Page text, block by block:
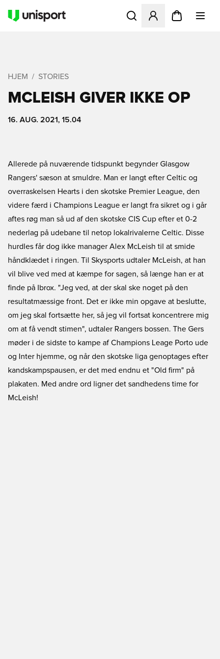
Åbner en Modal til at
HJEM STORIES
MCLEISH GIVER IKKE OP
16. AUG. 2021, 15.04
Allerede på nuværende tidspunkt begynder Glasgow
Rangers' sæson at smuldre. Man er langt efter Celtic og
overraskelsen Hearts i den skotske Premier League, den
videre færd i Champions League er langt fra sikret og i går
aftes røg man så ud af den skotske CIS Cup efter et 0-2
nederlag på udebane til netop lokalrivalerne Celtic. Disse
hurdles får dog ikke manager Alex McLeish til at smide
håndklædet i ringen. Til Skysports udtaler McLeish, at han
vil blive ved med at kæmpe for sagen, så længe han er at
finde på Ibrox. "Jeg ved, at der skal ske noget på den
resultatmæssige front. Det er ikke min opgave at beslutte,
om jeg skal fortsætte her, så jeg vil fortsat koncentrere mig
om at få vendt stimen", udtaler Rangers bossen. The Gers
møder i de sidste to kampe af Champions Leage Porto ude
og Inter hjemme, og når den skotske liga genoptages efter
kandskampspausen, er det med endnu et "Old firm" på
plakaten. Med andre ord ligner det sandhedens time for
McLeish!